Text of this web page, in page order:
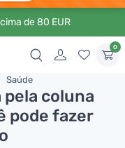
de 80 EUR
0
Saúde
pela coluna
pode fazer